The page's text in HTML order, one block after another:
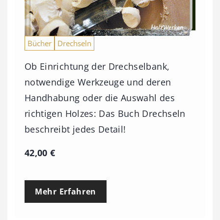
b
i
s
3
,
0
0
Bücher Drechseln
Ob Einrichtung der Drechselbank,
notwendige Werkzeuge und deren
Handhabung oder die Auswahl des
richtigen Holzes: Das Buch Drechseln
beschreibt jedes Detail!
42,00€
Mehr Erfahren